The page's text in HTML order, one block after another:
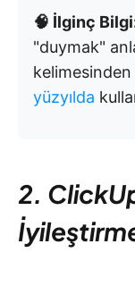
🧠 İlginç
"duymak"
yüzyılda
2.